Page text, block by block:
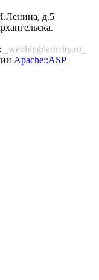
д.5
_webhlp@arhcity.ru_
Apache::ASP